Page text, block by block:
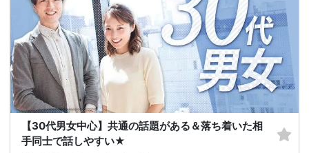
【30代男女中心】共通の話題がある＆落ち着いた相
手同士で話しやすい★